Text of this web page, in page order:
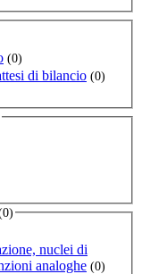
(0)
di bilancio (0)
nuclei di
analoghe (0)